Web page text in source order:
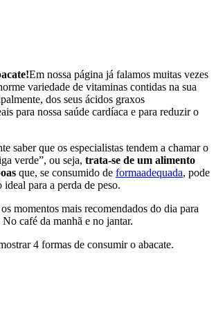
Em nossa página já falamos muitas vezes
variedade de vitaminas contidas na sua
dos seus ácidos graxos
para nossa saúde cardíaca e para reduzir o
saber que os especialistas tendem a chamar o
verde”, ou seja, trata-se de um alimento
que, se consumido de formaadequada, pode
para a perda de peso.
momentos mais recomendados do dia para
café da manhã e no jantar.
4 formas de consumir o abacate.